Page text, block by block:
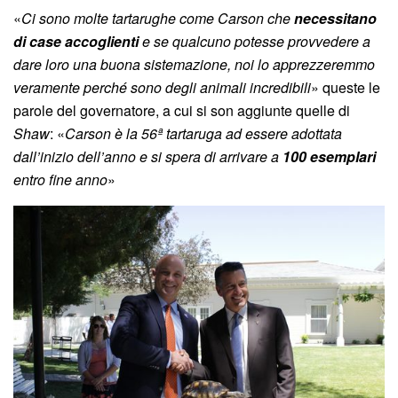
«Ci sono molte tartarughe come Carson chenecessitano
di case accoglientie se qualcuno potesse provvedere a
dare loro una buona sistemazione, noi lo apprezzeremmo
veramente perché sono degli animali incredibili» queste le
parole del governatore, a cui si son aggiunte quelle di
Shaw: «Carson è la 56ª tartaruga ad essere adottata
dall’inizio dell’anno e si spera di arrivare a 100 esemplari
entro fine anno»